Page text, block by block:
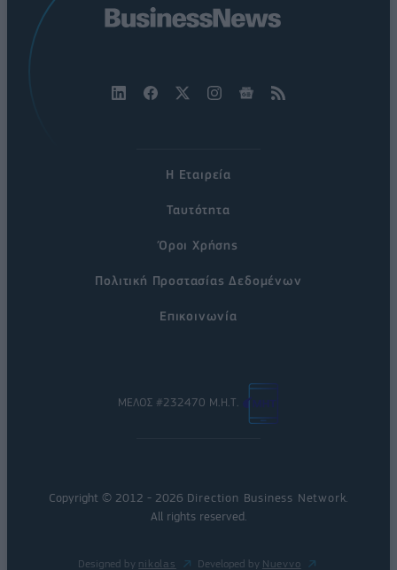
Η Εταιρεία
Ταυτότητα
Όροι Χρήσης
Πολιτική Προστασίας Δεδομένων
Επικοινωνία
ΜΕΛΟΣ #232470 Μ.Η.Τ.
Copyright © 2012 - 2026 Direction Business Network
All rights reserved.
Designed by nikolas Developed by Nuevvo